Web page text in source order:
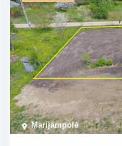
Marijampolė